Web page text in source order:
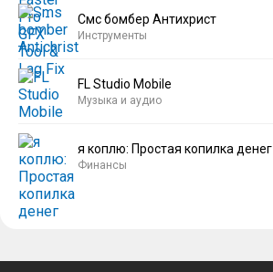
Смс бомбер Антихрист
Инструменты
FL Studio Mobile
Музыка и аудио
я коплю: Простая копилка денег
Финансы